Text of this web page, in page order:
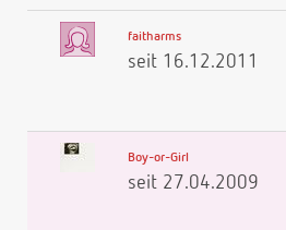
faitharms
seit 16.12.2011
Boy-or-Girl
seit 27.04.2009